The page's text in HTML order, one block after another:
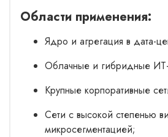
Области применения:
Ядро и агрегация в дата-
Облачные и гибридные
Крупные корпоративные
Сети с высокой степенью
микросегментацией;